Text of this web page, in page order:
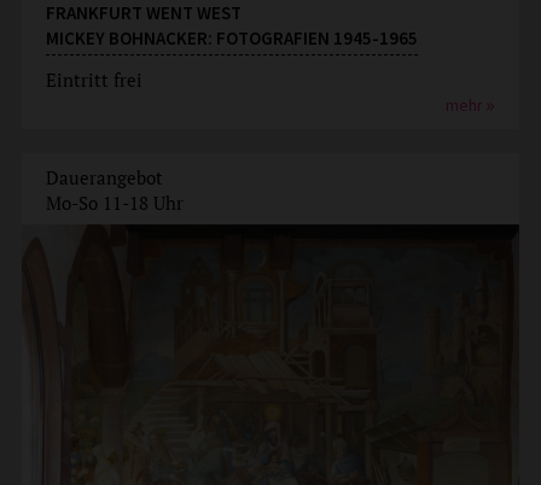
FRANKFURT WENT WEST
MICKEY BOHNACKER: FOTOGRAFIEN 1945-1965
Eintritt frei
mehr
Dauerangebot
Mo-So 11-18 Uhr